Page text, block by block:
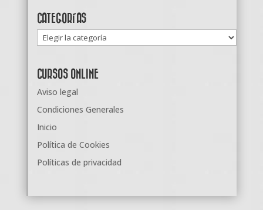
CATEGORÍAS
Categorías
CURSOS ONLINE
Aviso legal
Condiciones Generales
Inicio
Política de Cookies
Políticas de privacidad